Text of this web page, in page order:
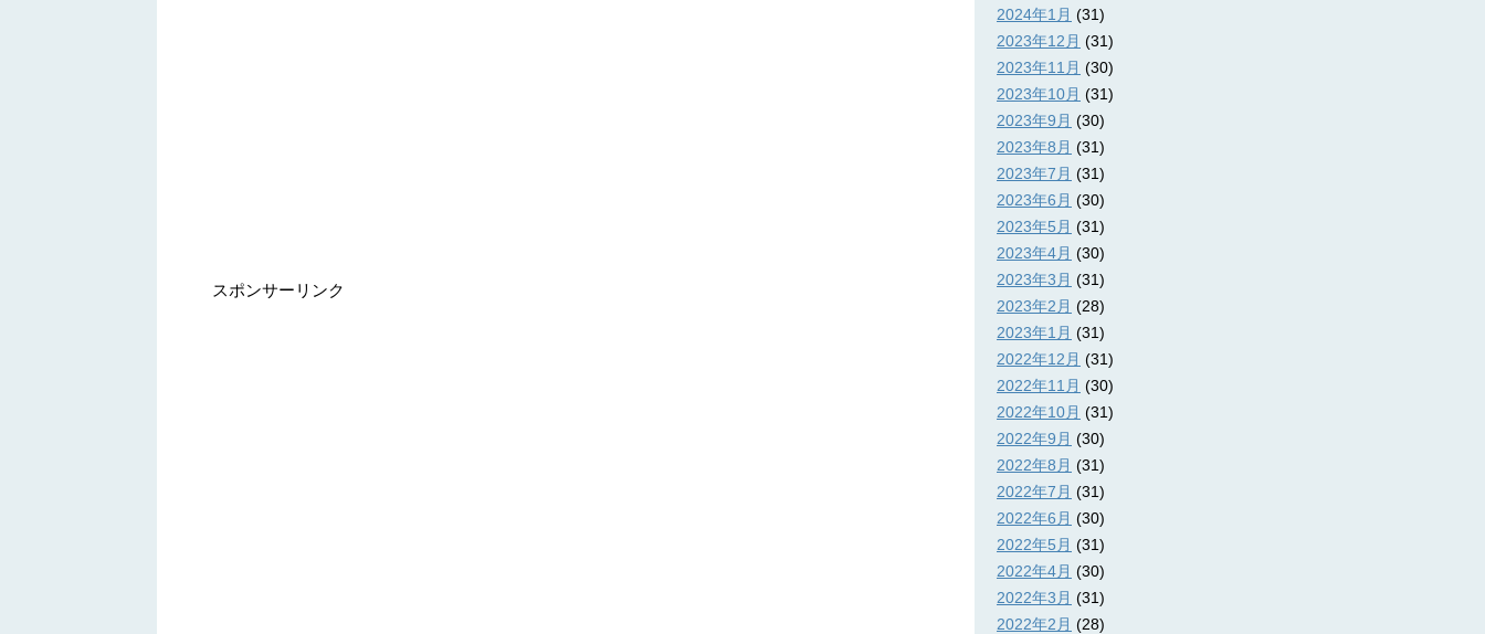
スポンサーリンク
2024年1月 (31)
2023年12月 (31)
2023年11月 (30)
2023年10月 (31)
2023年9月 (30)
2023年8月 (31)
2023年7月 (31)
2023年6月 (30)
2023年5月 (31)
2023年4月 (30)
2023年3月 (31)
2023年2月 (28)
2023年1月 (31)
2022年12月 (31)
2022年11月 (30)
2022年10月 (31)
2022年9月 (30)
2022年8月 (31)
2022年7月 (31)
2022年6月 (30)
2022年5月 (31)
2022年4月 (30)
2022年3月 (31)
2022年2月 (28)